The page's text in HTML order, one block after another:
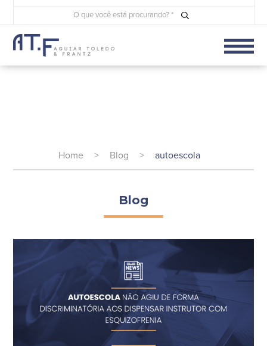
Home > Blog > autoescola
Blog